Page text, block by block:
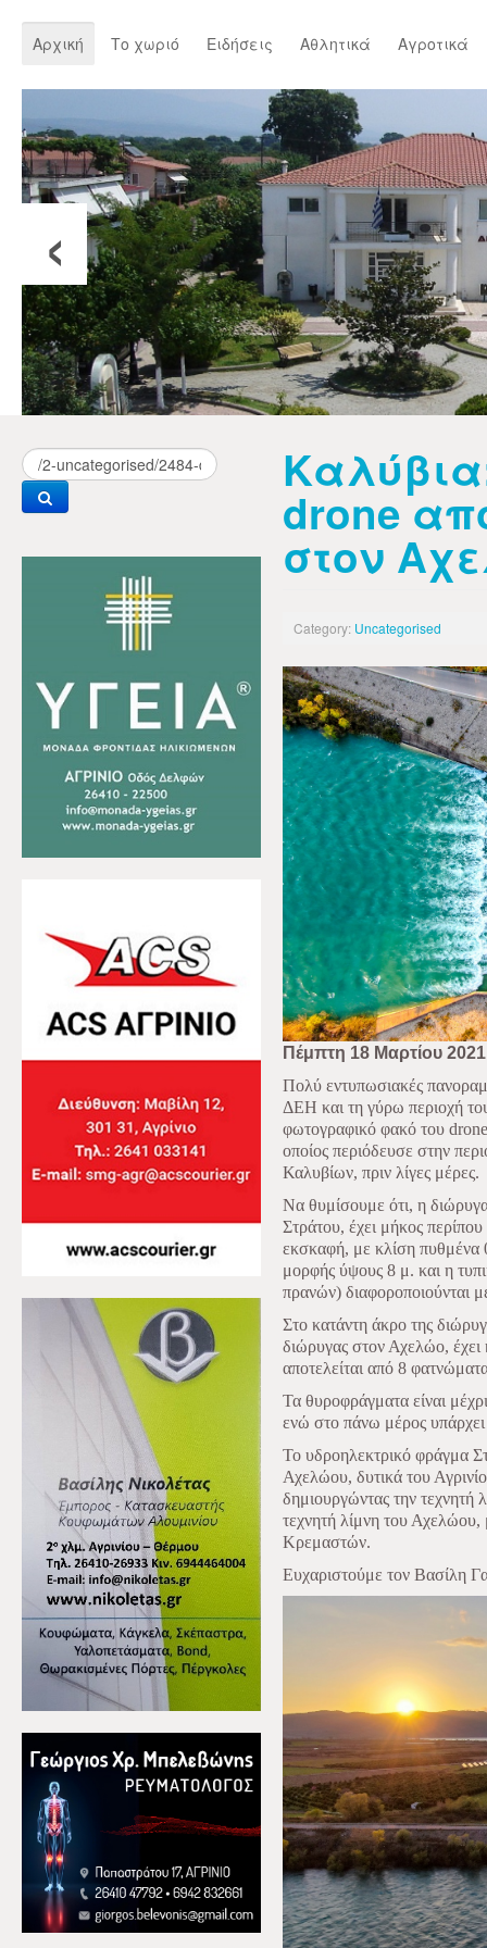
Αρχική Το χωριό Ειδήσεις Αθλητικά Αγροτικά
‹
drone
στον
Category: Uncategorised
Πέμπτη 18 Μαρτίου 2021
Πολύ εντυπωσιακές
ΔΕΗ και τη γύρω περιοχή
φωτογραφικό φακό του
οποίος περιόδευσε στην
Καλυβίων, πριν λίγες μέρες.
Να θυμίσουμε ότι, η
Στράτου, έχει μήκος
εκσκαφή, με κλίση πυθμένα
μορφής ύψους 8 μ. και η
πρανών) διαφοροποιούνται
Στο κατάντη άκρο της
διώρυγας στον Αχελώο, έχει
αποτελείται από 8
Τα θυροφράγματα είναι
ενώ στο πάνω μέρος
Το υδροηλεκτρικό φράγμα
Αχελώου, δυτικά του
δημιουργώντας την τεχνητή
τεχνητή λίμνη του Αχελώου,
Κρεμαστών.
Ευχαριστούμε τον Βασίλη